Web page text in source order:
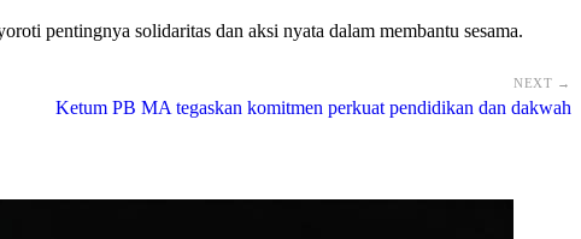
pentingnya solidaritas dan aksi nyata dalam membantu sesama.
NEXT →
Ketum PB MA tegaskan komitmen perkuat pendidikan dan dakwah